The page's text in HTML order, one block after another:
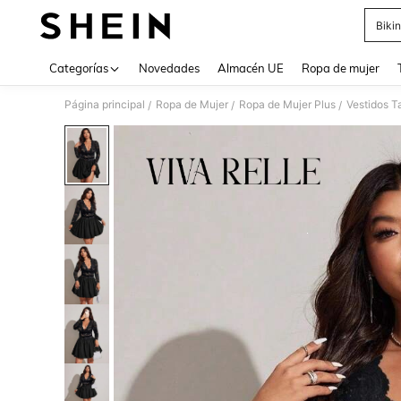
Categorías Novedades Almacén UE Ropa de mujer
Página principal / Ropa de Mujer / Ropa de Mujer Plus / Vestidos